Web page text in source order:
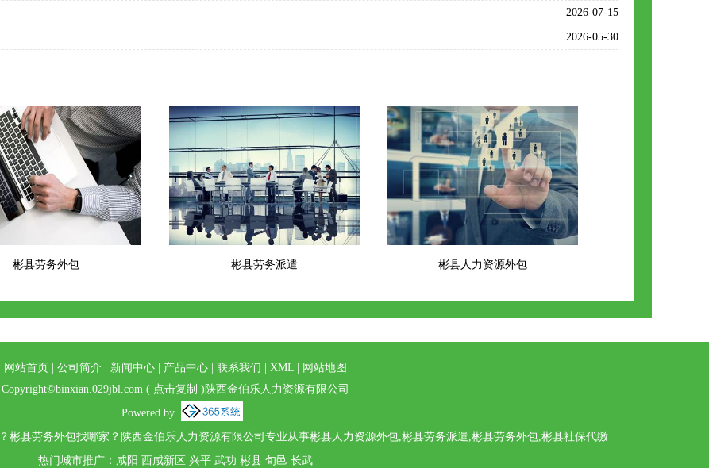
2026-07-15
2026-05-30
彬县劳务外包 彬县劳务派遣 彬县人力资源外包
网站首页 公司简介 新闻中心 产品中心 联系我们 XML
网站地图
Copyright©binxian.029jbl.com ( 点击复制 )陕西金伯乐人力资源有限公司
Powered by
彬县劳务外包找哪家？陕西金伯乐人力资源有限公司专业从事彬县人力资源外包,彬县劳务派遣,彬县劳务外包,彬县社保代缴
热门城市推广： 咸阳 西咸新区 兴平 武功 彬县 旬邑 长武